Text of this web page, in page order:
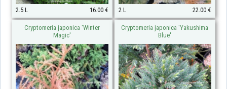
2.5 L 16.00 € 2 L 22.00 €
Cryptomeria japonica 'Winter
Magic'
Cryptomeria japonica 'Yakushima
Blue'